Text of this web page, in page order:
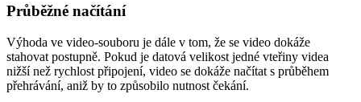
Průběžné načítání
Výhoda ve video-souboru je dále v tom, že se video dokáže
stahovat postupně. Pokud je datová velikost jedné vteřiny videa
nižší než rychlost připojení, video se dokáže načítat s průběhem
přehrávání, aniž by to způsobilo nutnost čekání.